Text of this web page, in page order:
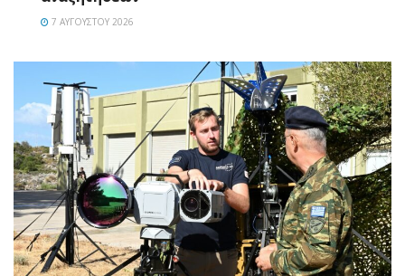
7 ΑΥΓΟΎΣΤΟΥ 2026